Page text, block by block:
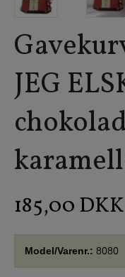
JEG
185,00 DKK
Model/Varenr.: 8080